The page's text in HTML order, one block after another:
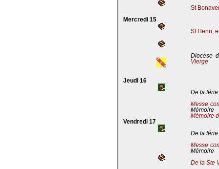
St
Mercredi 15
St Henri,
Diocèse
Vierge
Jeudi 16
De la férie
Messe
Mémoire
Mémoire
Vendredi 17
De la férie
Messe
Mémoire
De la Ste